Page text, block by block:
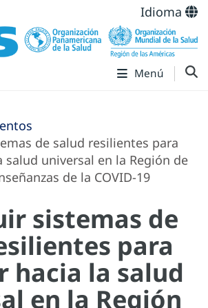
Idioma
Menú
de salud resilientes para
salud universal en la Región de
de la COVID-19
sistemas de
para
hacia la salud
en la Región